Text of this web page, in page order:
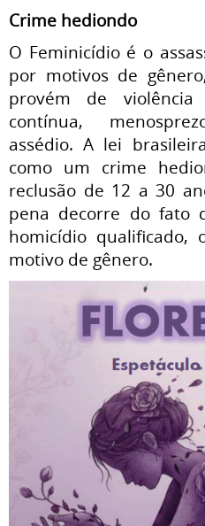
Crime hediondo
O Feminicídio é o
por motivos de
provém de
contínua,
assédio. A lei
como um crime
reclusão de 12 a 30
pena decorre do fato
homicídio qualificado,
motivo de gênero.